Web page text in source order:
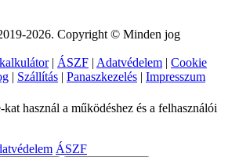
2026. Copyright © Minden jog
| ÁSZF | Adatvédelem | Cookie
| Szállítás | Panaszkezelés | Impresszum
használ a működéshez és a felhasználói
ÁSZF